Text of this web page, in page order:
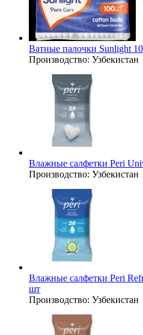
Ватные палочки Sunlight
Производство: Узбекистан
Влажные салфетки Peri
Производство: Узбекистан
Влажные салфетки Peri
шт
Производство: Узбекистан